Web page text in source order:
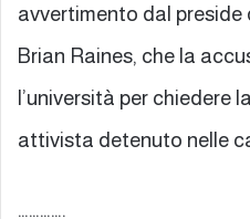
avvertimento dal preside
Brian Raines, che la
l’università per chiedere
attivista detenuto nelle
………….